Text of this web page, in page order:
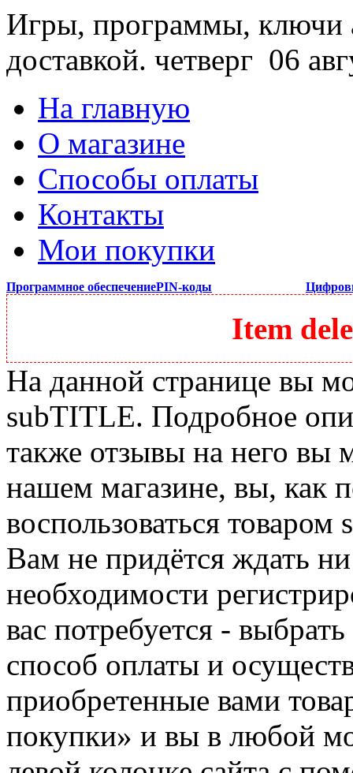
Игры, программы, ключи
доставкой. четверг 06
На главную
О магазине
Способы оплаты
Контакты
Мои покупки
Программное обеспечениеPIN-коды
Item
На данной странице вы
subTITLE. Подробное
также отзывы на него вы
нашем магазине, вы, как
воспользоваться
Вам не придётся ждать
необходимости
вас потребуется -
способ оплаты и
приобретенные вами
покупки» и вы в любой